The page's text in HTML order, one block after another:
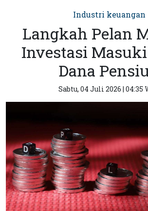
Industri keuangan
Langkah Pelan
Investasi
Dana
Sabtu, 04 Juli 2026 | 04:35